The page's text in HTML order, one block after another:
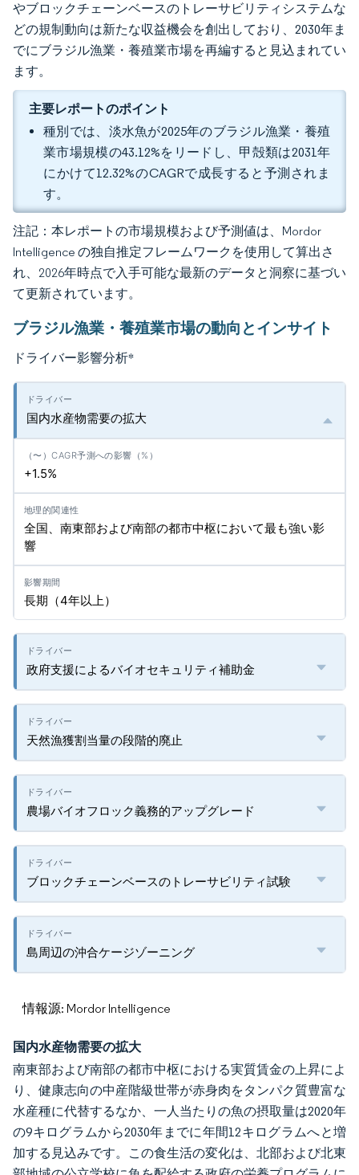
やブロックチェーンベースのトレーサビリティシステムな
どの規制動向は新たな収益機会を創出しており、2030年ま
でにブラジル漁業・養殖業市場を再編すると見込まれてい
ます。
主要レポートのポイント
種別では、淡水魚が2025年のブラジル漁業・養殖
業市場規模の43.12%をリードし、甲殻類は2031年
にかけて12.32%のCAGRで成長すると予測されま
す。
注記：本レポートの市場規模および予測値は、Mordor
Intelligence の独自推定フレームワークを使用して算出さ
れ、2026年時点で入手可能な最新のデータと洞察に基づい
て更新されています。
ブラジル漁業・養殖業市場の動向とインサイト
ドライバー影響分析*
国内水産物需要の拡大
+1.5%
全国、南東部および南部の都市中枢において最も強い影
響
長期（4年以上）
政府支援によるバイオセキュリティ補助金
天然漁獲割当量の段階的廃止
農場バイオフロック義務的アップグレード
ブロックチェーンベースのトレーサビリティ試験
島周辺の沖合ケージゾーニング
情報源: Mordor Intelligence
国内水産物需要の拡大
南東部および南部の都市中枢における実質賃金の上昇によ
り、健康志向の中産階級世帯が赤身肉をタンパク質豊富な
水産種に代替するなか、一人当たりの魚の摂取量は2020年
の9キログラムから2030年までに年間12キログラムへと増
加する見込みです。この食生活の変化は、北部および北東